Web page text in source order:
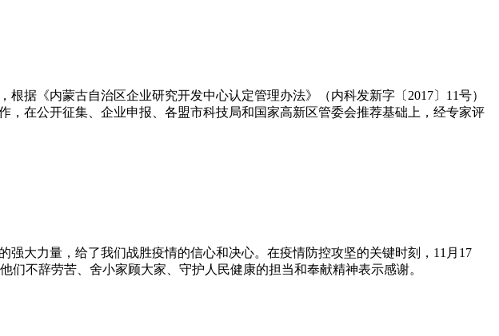
据《内蒙古自治区企业研究开发中心认定管理办法》（内科发新字〔2017〕11号）
，在公开征集、企业申报、各盟市科技局和国家高新区管委会推荐基础上，经专家评
大力量，给了我们战胜疫情的信心和决心。在疫情防控攻坚的关键时刻，11月17
不辞劳苦、舍小家顾大家、守护人民健康的担当和奉献精神表示感谢。